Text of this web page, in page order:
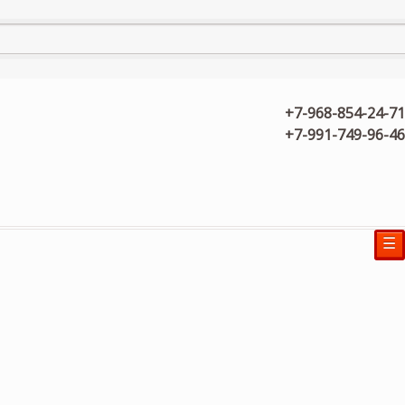
+7-968-854-24-71
+7-991-749-96-46
☰